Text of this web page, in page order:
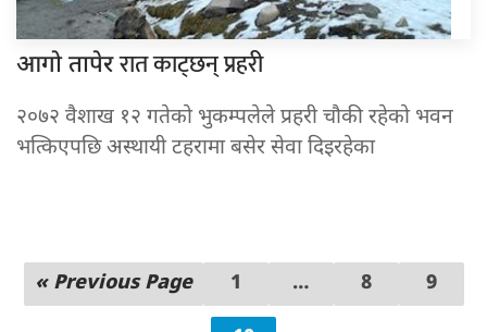
आगो तापेररात काट्छन् प्रहरी
२०७२ वैशाख १२ गतेको भुकम्पलेले प्रहरी चौकी रहेको भवन
भत्किएपछि अस्थायी टहरामा बसेर सेवा दिइरहेका
« Previous Page 1 … 8 9